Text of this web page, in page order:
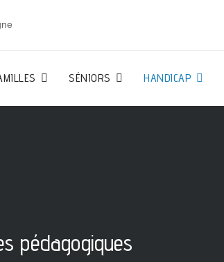
SÉNIORS HANDICAP
pédagogiques